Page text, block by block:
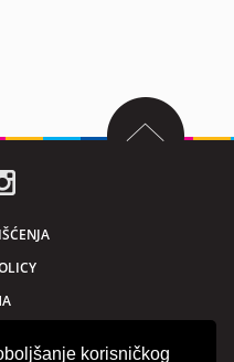
korisničkog